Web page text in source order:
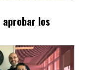
aprobar los